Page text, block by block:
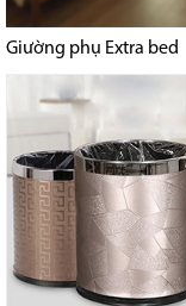
Giường phụ Extra bed